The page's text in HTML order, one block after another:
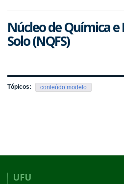
Núcleo de Química
Solo (NQFS)
Tópicos: conteúdo modelo
UFU